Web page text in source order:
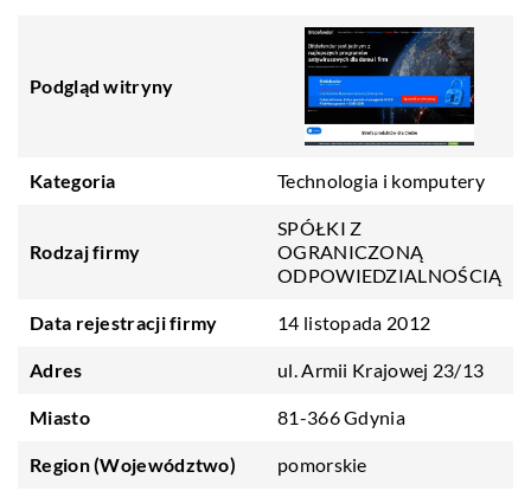
Podgląd witryny
Kategoria Technologia i komputery
Rodzaj firmy
SPÓŁKI Z
OGRANICZONĄ
ODPOWIEDZIALNOŚCIĄ
Data rejestracji firmy 14 listopada 2012
Adres ul. Armii Krajowej 23/13
Miasto 81-366 Gdynia
Region (Województwo) pomorskie